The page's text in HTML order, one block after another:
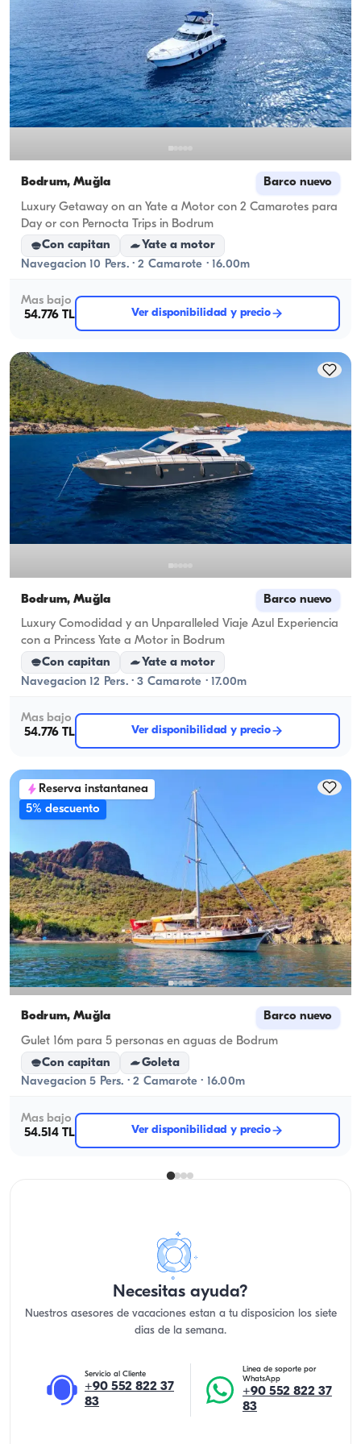
Bodrum, Muğla Barco nuevo
Luxury Getaway on an Yate a Motor con 2 Camarotes para
Day or con Pernocta Trips in Bodrum
Con capitan
Yate a motor
Navegacion 10 Pers. · 2 Camarote · 16.00m
Mas bajo
54.776 TL
Ver disponibilidad y precio
Bodrum, Muğla Barco nuevo
Luxury Comodidad y an Unparalleled Viaje Azul Experiencia
con a Princess Yate a Motor in Bodrum
Con capitan
Yate a motor
Navegacion 12 Pers. · 3 Camarote · 17.00m
Mas bajo
54.776 TL
Ver disponibilidad y precio
Reserva instantanea
5% descuento
Bodrum, Muğla Barco nuevo
Gulet 16m para 5 personas en aguas de Bodrum
Con capitan
Goleta
Navegacion 5 Pers. · 2 Camarote · 16.00m
Mas bajo
54.514 TL
Ver disponibilidad y precio
Necesitas ayuda?
Nuestros asesores de vacaciones estan a tu disposicion los siete
dias de la semana.
Servicio al Cliente
+90 552 822 37
83
Linea de soporte por
WhatsApp
+90 552 822 37
83